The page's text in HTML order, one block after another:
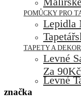
POMŮCKY PRO
Lepidla
TAPETY A
Levné
Za 90Kč
Levné
značka